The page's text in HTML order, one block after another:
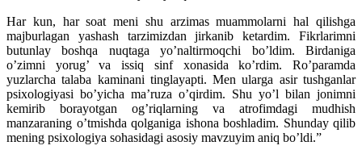
Har kun, har soat meni shu arzimas muammolarni hal qilishga
majburlagan yashash tarzimizdan jirkanib ketardim. Fikrlarimni
butunlay boshqa nuqtaga yo’naltirmoqchi bo’ldim. Birdaniga
o’zimni yorug’ va issiq sinf xonasida ko’rdim. Ro’paramda
yuzlarcha talaba kaminani tinglayapti. Men ularga asir tushganlar
psixologiyasi bo’yicha ma’ruza o’qirdim. Shu yo’l bilan jonimni
kemirib borayotgan og’riqlarning va atrofimdagi mudhish
manzaraning o’tmishda qolganiga ishona boshladim. Shunday qilib
mening psixologiya sohasidagi asosiy mavzuyim aniq bo’ldi.”